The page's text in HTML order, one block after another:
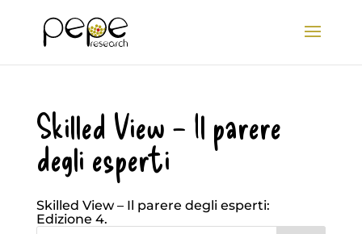
Skilled View – Il parere
degli esperti
Skilled View – Il parere degli esperti:
Edizione 4.